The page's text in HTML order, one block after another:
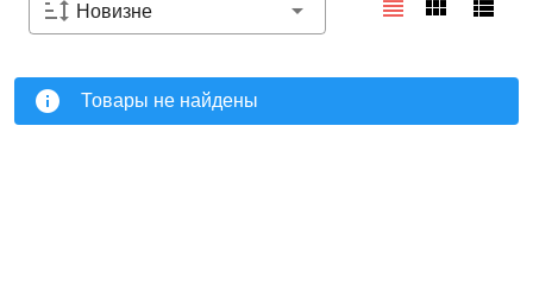
Новизне
Товары не найдены